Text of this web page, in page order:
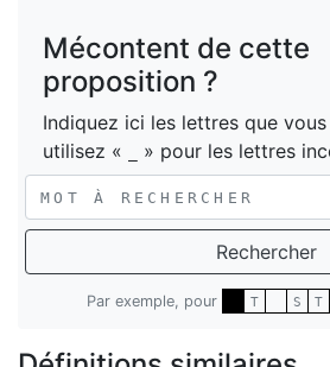
Mécontent de cette
proposition ?
Indiquez ici les lettres que
utilisez «
» pour les lettres
Rechercher
Par exemple, pour T S T